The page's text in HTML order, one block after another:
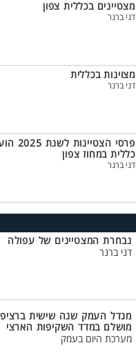
מצטיינים בכללית צפון
דני ברנר
מצוינות בכללית
דני ברנר
פרסי
כללית במחוז צפון
דני ברנר
נבחרת המצטיינים של עפולה
דני ברנר
מגדל העמק שנה שישית
מושלם במדד השקיפות הארצי
מערכת היום בעמק